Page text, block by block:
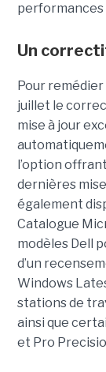
performances
Un
Pour remédier
juillet le
mise à jour
l’option
dernières
également
Catalogue
modèles Dell
d’un
Windows
stations de
ainsi que
et Pro